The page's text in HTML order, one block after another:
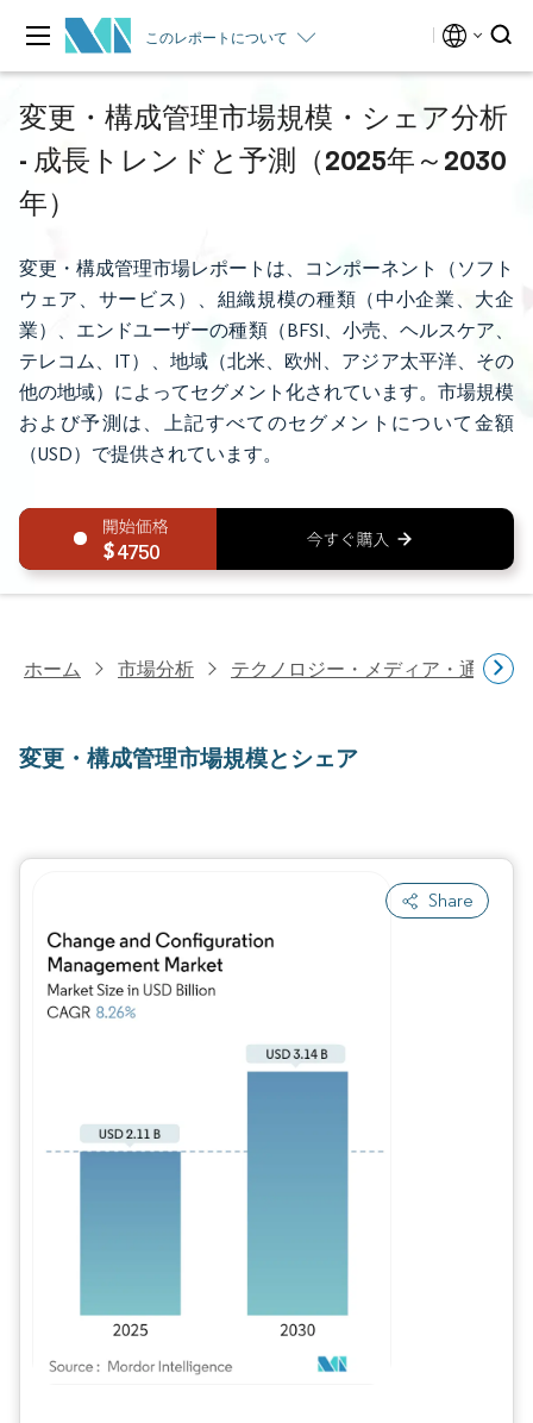
このレポートについて
変更・構成管理市場規模・シェア分析
- 成長トレンドと予測（2025年～2030
年）
変更・構成管理市場レポートは、コンポーネント（ソフト
ウェア、サービス）、組織規模の種類（中小企業、大企
業）、エンドユーザーの種類（BFSI、小売、ヘルスケア、
テレコム、IT）、地域（北米、欧州、アジア太平洋、その
他の地域）によってセグメント化されています。市場規模
および予測は、上記すべてのセグメントについて金額
（USD）で提供されています。
4750
ホーム 市場分析 テクノロジー・メディア・通信研
変更・構成管理市場規模とシェア
Share